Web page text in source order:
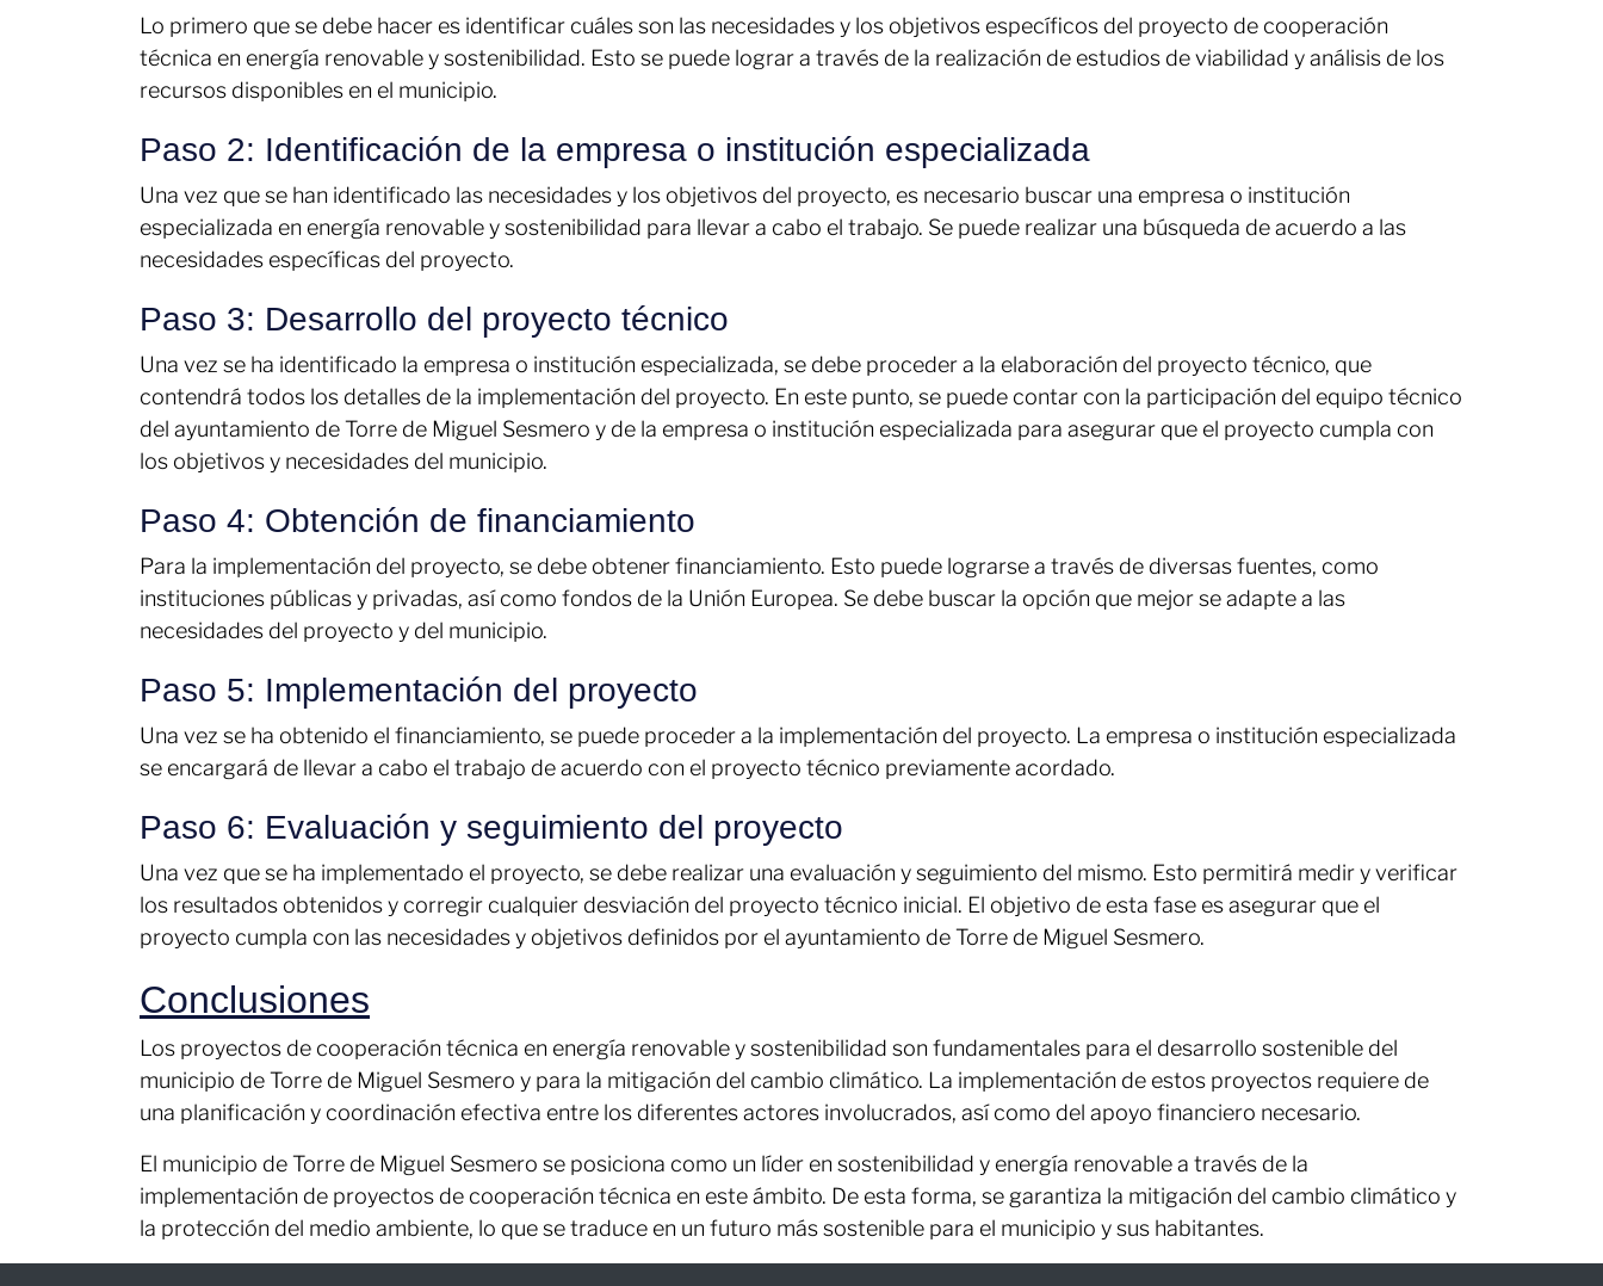
Lo primero que se debe hacer es identificar cuáles son las necesidades y los objetivos específicos del proyecto de cooperación
técnica en energía renovable y sostenibilidad. Esto se puede lograr a través de la realización de estudios de viabilidad y análisis de los
recursos disponibles en el municipio.
Paso 2: Identificación de la empresa o institución especializada
Una vez que se han identificado las necesidades y los objetivos del proyecto, es necesario buscar una empresa o institución
especializada en energía renovable y sostenibilidad para llevar a cabo el trabajo. Se puede realizar una búsqueda de acuerdo a las
necesidades específicas del proyecto.
Paso 3: Desarrollo del proyecto técnico
Una vez se ha identificado la empresa o institución especializada, se debe proceder a la elaboración del proyecto técnico, que
contendrá todos los detalles de la implementación del proyecto. En este punto, se puede contar con la participación del equipo técnico
del ayuntamiento de Torre de Miguel Sesmero y de la empresa o institución especializada para asegurar que el proyecto cumpla con
los objetivos y necesidades del municipio.
Paso 4: Obtención de financiamiento
Para la implementación del proyecto, se debe obtener financiamiento. Esto puede lograrse a través de diversas fuentes, como
instituciones públicas y privadas, así como fondos de la Unión Europea. Se debe buscar la opción que mejor se adapte a las
necesidades del proyecto y del municipio.
Paso 5: Implementación del proyecto
Una vez se ha obtenido el financiamiento, se puede proceder a la implementación del proyecto. La empresa o institución especializada
se encargará de llevar a cabo el trabajo de acuerdo con el proyecto técnico previamente acordado.
Paso 6: Evaluación y seguimiento del proyecto
Una vez que se ha implementado el proyecto, se debe realizar una evaluación y seguimiento del mismo. Esto permitirá medir y verificar
los resultados obtenidos y corregir cualquier desviación del proyecto técnico inicial. El objetivo de esta fase es asegurar que el
proyecto cumpla con las necesidades y objetivos definidos por el ayuntamiento de Torre de Miguel Sesmero.
Conclusiones
Los proyectos de cooperación técnica en energía renovable y sostenibilidad son fundamentales para el desarrollo sostenible del
municipio de Torre de Miguel Sesmero y para la mitigación del cambio climático. La implementación de estos proyectos requiere de
una planificación y coordinación efectiva entre los diferentes actores involucrados, así como del apoyo financiero necesario.
El municipio de Torre de Miguel Sesmero se posiciona como un líder en sostenibilidad y energía renovable a través de la
implementación de proyectos de cooperación técnica en este ámbito. De esta forma, se garantiza la mitigación del cambio climático y
la protección del medio ambiente, lo que se traduce en un futuro más sostenible para el municipio y sus habitantes.